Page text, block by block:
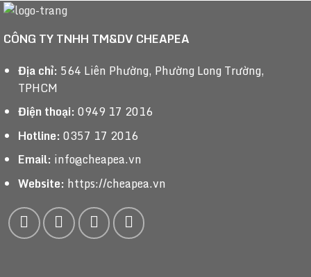
CÔNG TY TNHH TM&DV CHEAPEA
Địa chỉ: 564 Liên Phường, Phường Long Trường,
TPHCM
Điện thoại: 0949 17 2016
Hotline: 0357 17 2016
Email: info@cheapea.vn
Website: https://cheapea.vn